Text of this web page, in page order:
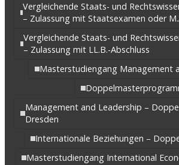
Vergleichende Staats- und
– Zulassung mit Staatsexamen oder
Vergleichende Staats- und
– Zulassung mit LL.B.-Abschluss
Masterstudiengang Management
Management and Leadership –
Dresden
Internationale Beziehungen –
Masterstudiengang International